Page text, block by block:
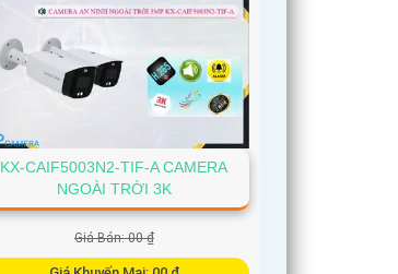
KX-CAIF5003N2-TIF-A CAMERA
NGOÀI TRỜI 3K
Giá Bán: 00 ₫